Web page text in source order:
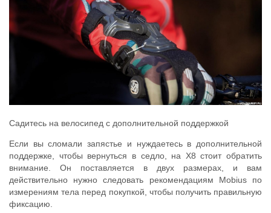
Садитесь на велосипед с дополнительной поддержкой
Если вы сломали запястье и нуждаетесь в дополнительной
поддержке, чтобы вернуться в седло, на X8 стоит обратить
внимание. Он поставляется в двух размерах, и вам
действительно нужно следовать рекомендациям Mobius по
измерениям тела перед покупкой, чтобы получить правильную
фиксацию.